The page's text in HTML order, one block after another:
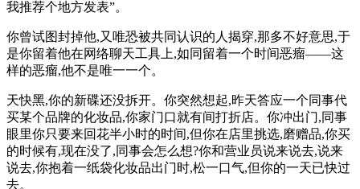
我推荐个地方发表”。
你曾试图封掉他,又唯恐被共同认识的人揭穿,那多不好意思,于
是你留着他在网络聊天工具上,如同留着一个时间恶瘤——这
样的恶瘤,他不是唯一一个。
天快黑,你的新碟还没拆开。你突然想起,昨天答应一个同事代
买某个品牌的化妆品,你家门口就有间打折店。你冲出门,同事
眼里你只要来回花半小时的时间,但你在店里挑选,磨赠品,你买
的时候有,现在没了,同事会怎么想?你和营业员说来说去,说来
说去,你抱着一纸袋化妆品出门时,松一口气,但你的一天已快过
去。